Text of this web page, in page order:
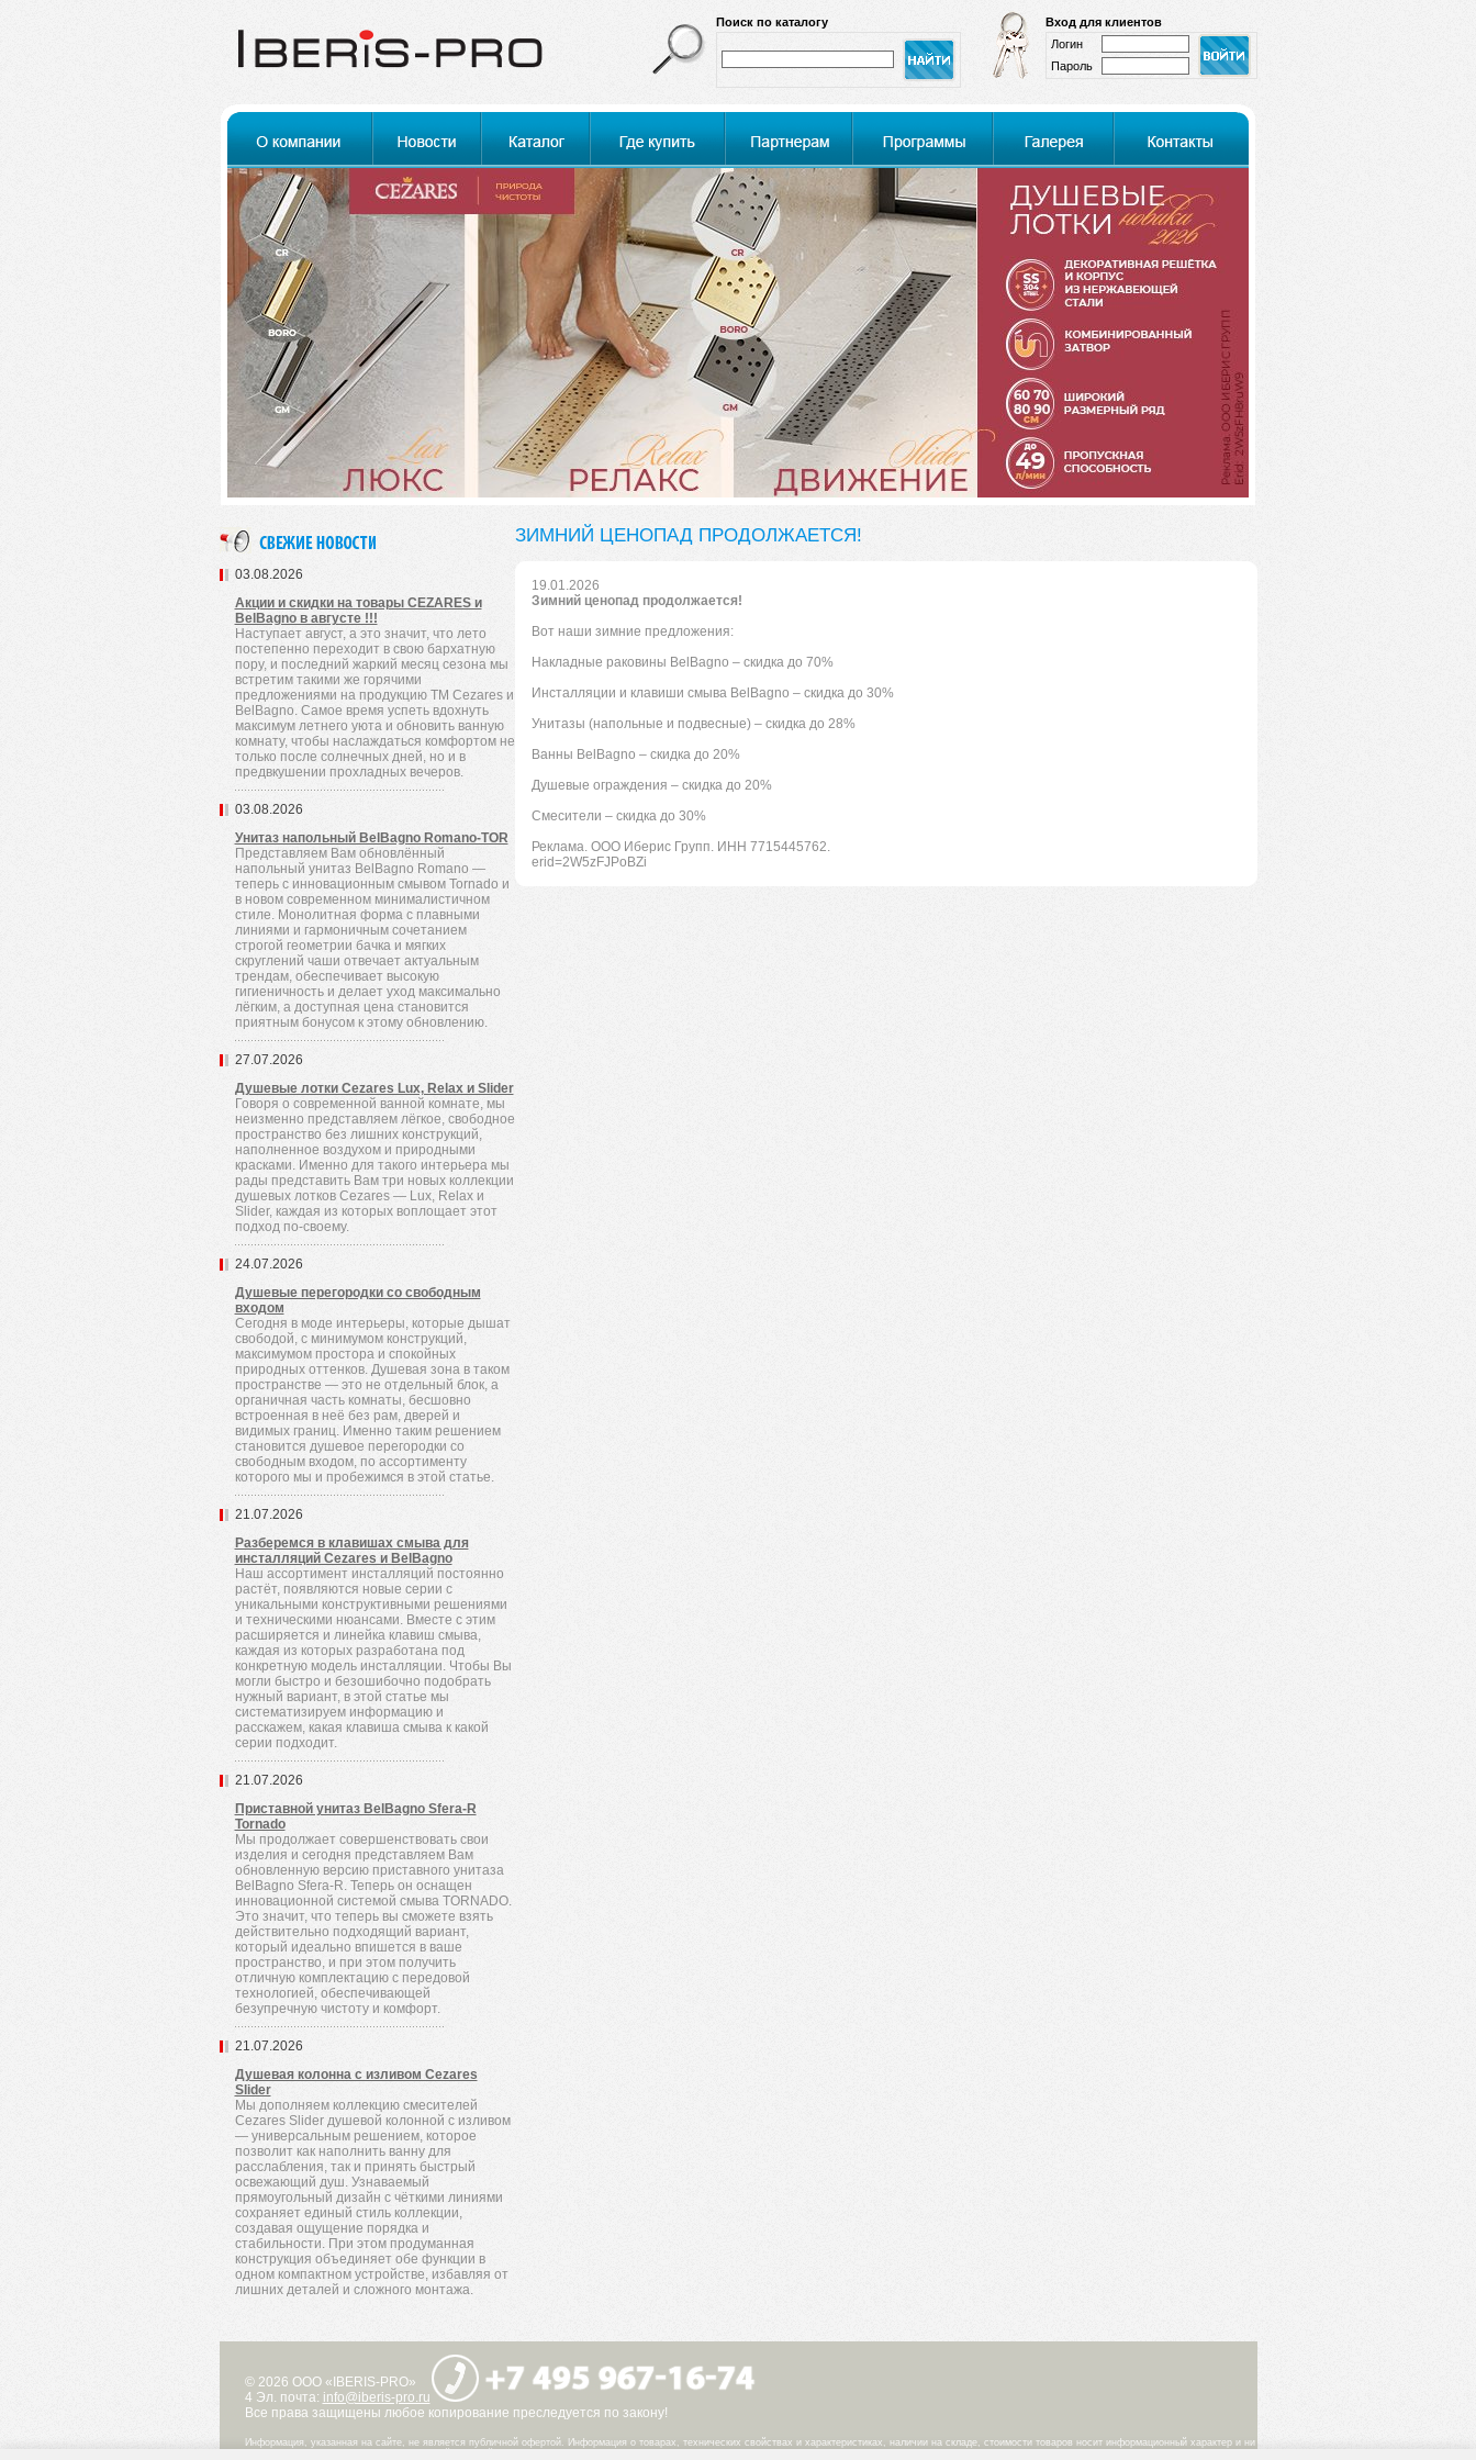
Вход для клиентов
Логин
Пароль
Поиск по каталогу
03.08.2026
Акции и скидки на товары CEZARES и
BelBagno в августе !!!
Наступает август, а это значит, что лето
постепенно переходит в свою бархатную
пору, и последний жаркий месяц сезона мы
встретим такими же горячими
предложениями на продукцию TM Cezares и
BelBagno. Самое время успеть вдохнуть
максимум летнего уюта и обновить ванную
комнату, чтобы наслаждаться комфортом не
только после солнечных дней, но и в
предвкушении прохладных вечеров.
03.08.2026
Унитаз напольный BelBagno Romano-TOR
Представляем Вам обновлённый
напольный унитаз BelBagno Romano —
теперь с инновационным смывом Tornado и
в новом современном минималистичном
стиле. Монолитная форма с плавными
линиями и гармоничным сочетанием
строгой геометрии бачка и мягких
скруглений чаши отвечает актуальным
трендам, обеспечивает высокую
гигиеничность и делает уход максимально
лёгким, а доступная цена становится
приятным бонусом к этому обновлению.
27.07.2026
Душевые лотки Cezares Lux, Relax и Slider
Говоря о современной ванной комнате, мы
неизменно представляем лёгкое, свободное
пространство без лишних конструкций,
наполненное воздухом и природными
красками. Именно для такого интерьера мы
рады представить Вам три новых коллекции
душевых лотков Cezares — Lux, Relax и
Slider, каждая из которых воплощает этот
подход по-своему.
24.07.2026
Душевые перегородки со свободным
входом
Сегодня в моде интерьеры, которые дышат
свободой, с минимумом конструкций,
максимумом простора и спокойных
природных оттенков. Душевая зона в таком
пространстве — это не отдельный блок, а
органичная часть комнаты, бесшовно
встроенная в неё без рам, дверей и
видимых границ. Именно таким решением
становится душевое перегородки со
свободным входом, по ассортименту
которого мы и пробежимся в этой статье.
21.07.2026
Разберемся в клавишах смыва для
инсталляций Cezares и BelBagno
Наш ассортимент инсталляций постоянно
растёт, появляются новые серии с
уникальными конструктивными решениями
и техническими нюансами. Вместе с этим
расширяется и линейка клавиш смыва,
каждая из которых разработана под
конкретную модель инсталляции. Чтобы Вы
могли быстро и безошибочно подобрать
нужный вариант, в этой статье мы
систематизируем информацию и
расскажем, какая клавиша смыва к какой
серии подходит.
21.07.2026
Приставной унитаз BelBagno Sfera-R
Tornado
Мы продолжает совершенствовать свои
изделия и сегодня представляем Вам
обновленную версию приставного унитаза
BelBagno Sfera-R. Теперь он оснащен
инновационной системой смыва TORNADO.
Это значит, что теперь вы сможете взять
действительно подходящий вариант,
который идеально впишется в ваше
пространство, и при этом получить
отличную комплектацию с передовой
технологией, обеспечивающей
безупречную чистоту и комфорт.
21.07.2026
Душевая колонна с изливом Cezares
Slider
Мы дополняем коллекцию смесителей
Cezares Slider душевой колонной с изливом
— универсальным решением, которое
позволит как наполнить ванну для
расслабления, так и принять быстрый
освежающий душ. Узнаваемый
прямоугольный дизайн с чёткими линиями
сохраняет единый стиль коллекции,
создавая ощущение порядка и
стабильности. При этом продуманная
конструкция объединяет обе функции в
одном компактном устройстве, избавляя от
лишних деталей и сложного монтажа.
ЗИМНИЙ ЦЕНОПАД ПРОДОЛЖАЕТСЯ!
19.01.2026
Зимний ценопад продолжается!
Вот наши зимние предложения:
Накладные раковины BelBagno – скидка до 70%
Инсталляции и клавиши смыва BelBagno – скидка до 30%
Унитазы (напольные и подвесные) – скидка до 28%
Ванны BelBagno – скидка до 20%
Душевые ограждения – скидка до 20%
Смесители – скидка до 30%
Реклама. ООО Иберис Групп. ИНН 7715445762.
erid=2W5zFJPoBZi
© 2026 ООО «IBERIS-PRO»
4 Эл. почта: info@iberis-pro.ru
Все права защищены любое копирование преследуется по закону!
Информация, указанная на сайте, не является публичной офертой. Информация о товарах, технических свойствах и характеристиках, наличии на складе, стоимости товаров носит информационный характер и ни